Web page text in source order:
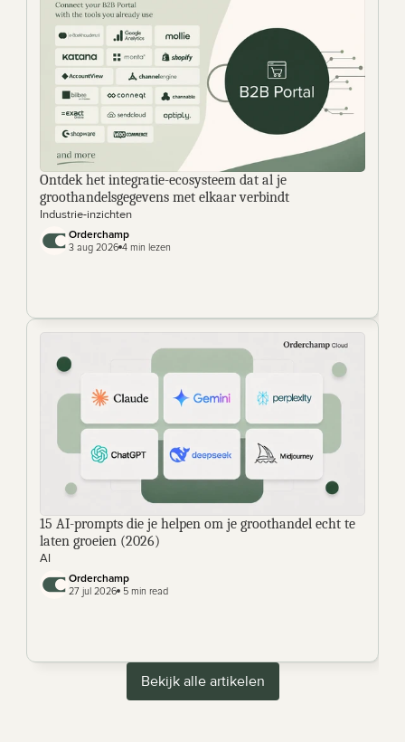
Ontdek het integratie-ecosysteem dat al je
groothandelsgegevens met elkaar verbindt
Industrie-inzichten
Orderchamp
3 aug 2026 4 min lezen
15 AI-prompts die je helpen om je groothandel echt te
laten groeien (2026)
AI
Orderchamp
27 jul 2026 5 min read
Bekijk alle artikelen